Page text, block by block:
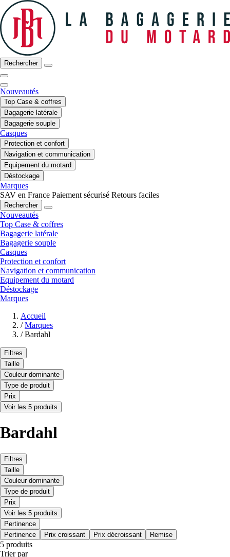
Rechercher
Nouveautés
Top Case & coffres
Bagagerie latérale
Bagagerie souple
Casques
Protection et confort
Navigation et communication
Equipement du motard
Déstockage
Marques
SAV en France Paiement sécurisé Retours faciles
Rechercher
Nouveautés
Top Case & coffres
Bagagerie latérale
Bagagerie souple
Casques
Protection et confort
Navigation et communication
Equipement du motard
Déstockage
Marques
Accueil
/ Marques
/ Bardahl
Filtres
Taille
Couleur dominante
Type de produit
Prix
Voir les 5 produits
Bardahl
Filtres
Taille
Couleur dominante
Type de produit
Prix
Voir les 5 produits
Pertinence
Pertinence
Prix croissant Prix décroissant Remise
5 produits
Trier par